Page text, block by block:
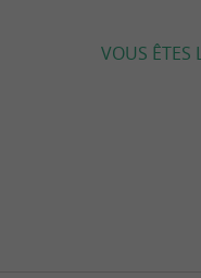
VOUS ÊTES